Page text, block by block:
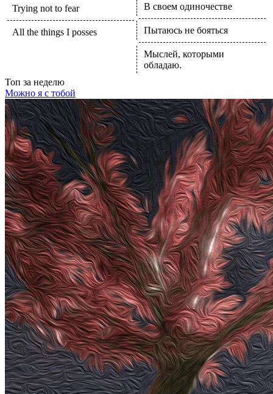
Trying not to fear
All the things I posses
В своем одиночестве
Пытаюсь не бояться
Мыслей, которыми
обладаю.
Топ за неделю
Можно я с тобой